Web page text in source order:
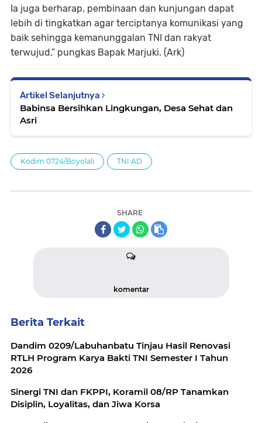
Ia juga berharap, pembinaan dan kunjungan dapat
lebih di tingkatkan agar terciptanya komunikasi yang
baik sehingga kemanunggalan TNI dan rakyat
terwujud,” pungkas Bapak Marjuki. (Ark)
Artikel Selanjutnya
Babinsa Bersihkan Lingkungan, Desa Sehat dan
Asri
Kodim 0724/Boyolali TNI AD
SHARE
komentar
Berita Terkait
Dandim 0209/Labuhanbatu Tinjau Hasil Renovasi
RTLH Program Karya Bakti TNI Semester I Tahun
2026
Sinergi TNI dan FKPPI, Koramil 08/RP Tanamkan
Disiplin, Loyalitas, dan Jiwa Korsa